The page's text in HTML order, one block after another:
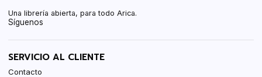
Una librería abierta, para todo Arica.
Síguenos
SERVICIO AL CLIENTE
Contacto